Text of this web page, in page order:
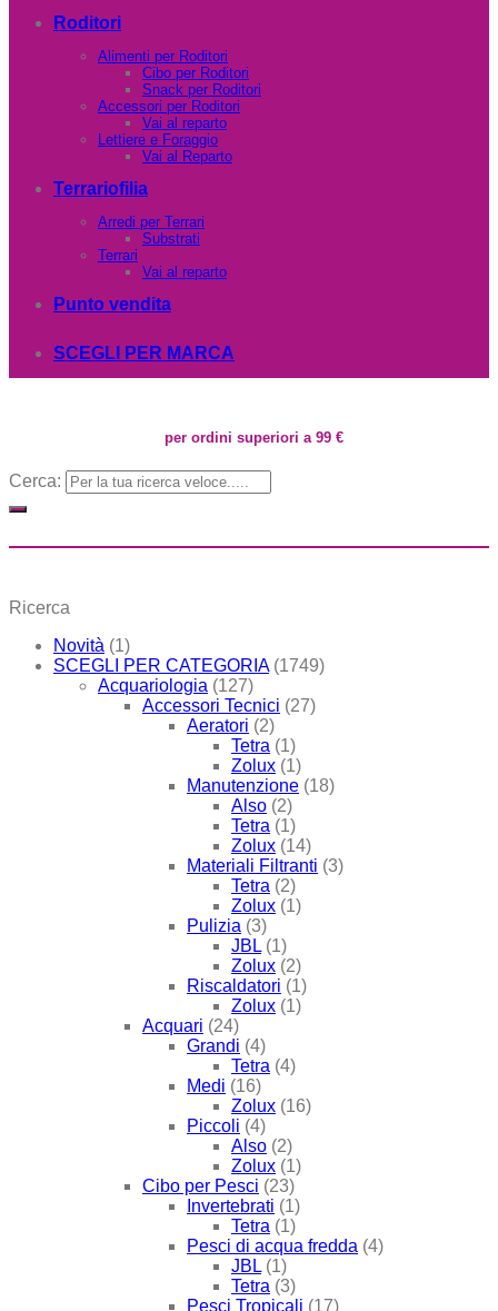
Roditori
Alimenti per Roditori
Cibo per Roditori
Snack per Roditori
Accessori per Roditori
Vai al reparto
Lettiere e Foraggio
Vai al Reparto
Terrariofilia
Arredi per Terrari
Substrati
Terrari
Vai al reparto
Punto vendita
SCEGLI PER MARCA
per ordini superiori a 99 €
Cerca:
Ricerca
Novità (1)
SCEGLI PER CATEGORIA (1749)
Acquariologia (127)
Accessori Tecnici (27)
Aeratori (2)
Tetra (1)
Zolux (1)
Manutenzione (18)
Also (2)
Tetra (1)
Zolux (14)
Materiali Filtranti (3)
Tetra (2)
Zolux (1)
Pulizia (3)
JBL (1)
Zolux (2)
Riscaldatori (1)
Zolux (1)
Acquari (24)
Grandi (4)
Tetra (4)
Medi (16)
Zolux (16)
Piccoli (4)
Also (2)
Zolux (1)
Cibo per Pesci (23)
Invertebrati (1)
Tetra (1)
Pesci di acqua fredda (4)
JBL (1)
Tetra (3)
Pesci Tropicali (17)